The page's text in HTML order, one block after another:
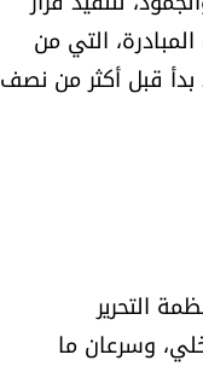
التي من
قبل أكثر من نصف
حين سمح لبنان لمنظمة التحرير
وسرعان ما